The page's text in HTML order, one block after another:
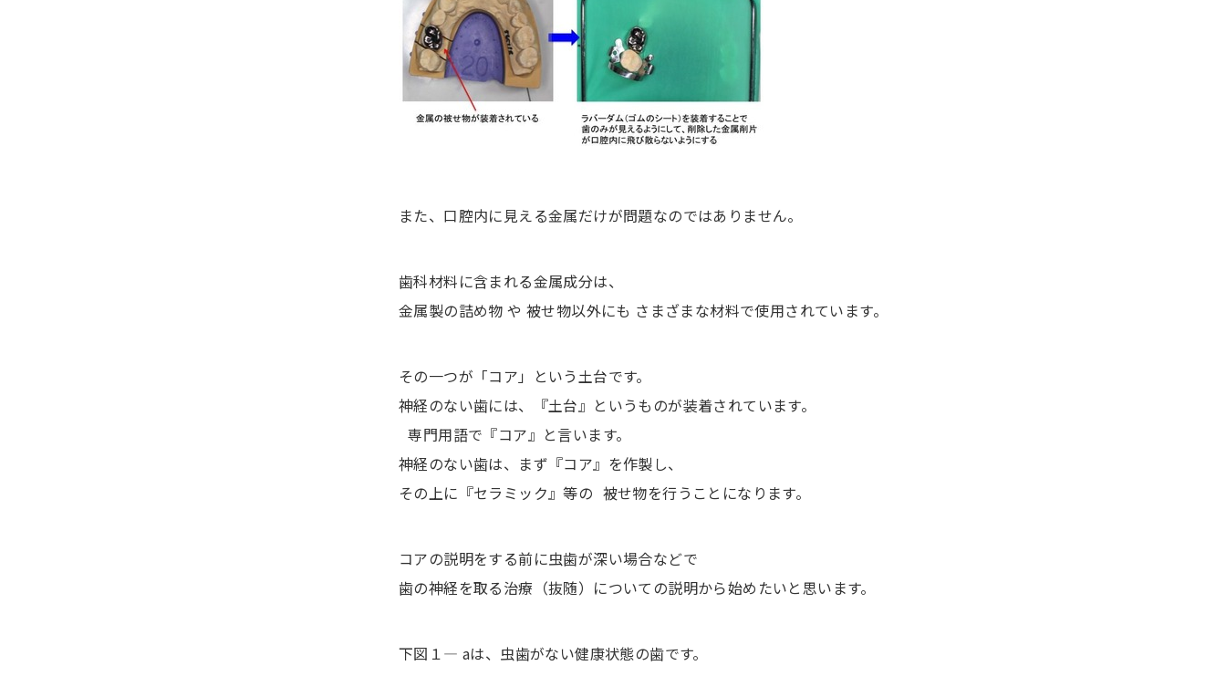
また、口腔内に見える金属だけが問題なのではありません。
歯科材料に含まれる金属成分は、
金属製の詰め物 や 被せ物以外にも さまざまな材料で使用されています。
その一つが「コア」という土台です。
神経のない歯には、『土台』というものが装着されています。
専門用語で『コア』と言います。
神経のない歯は、まず『コア』を作製し、
その上に『セラミック』等の 被せ物を行うことになります。
コアの説明をする前に虫歯が深い場合などで
歯の神経を取る治療（抜随）についての説明から始めたいと思います。
下図１― aは、虫歯がない健康状態の歯です。